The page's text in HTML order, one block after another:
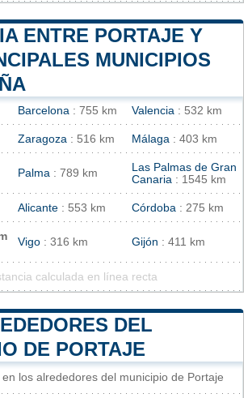
ENTRE PORTAJE Y
MUNICIPIOS
Barcelona : 755 km Valencia : 532 km
Zaragoza : 516 km Málaga : 403 km
Palma : 789 km
Las Palmas de Gran
Canaria : 1545 km
Alicante : 553 km Córdoba : 275 km
Vigo : 316 km Gijón : 411 km
calculada en línea recta
DEL
DE PORTAJE
los alrededores del municipio de Portaje